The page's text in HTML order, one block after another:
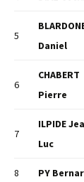
5
Daniel
6
CHABERT
Pierre
7
ILPIDE
Luc
8 PY